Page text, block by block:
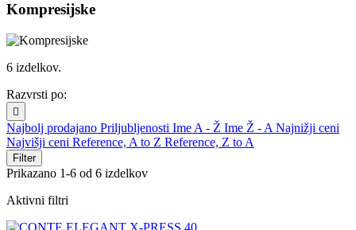
Kompresijske
6 izdelkov.
Razvrsti po:

Najbolj prodajano Priljubljenosti Ime A - Ž Ime Ž - A Najnižji ceni
Najvišji ceni Reference, A to Z Reference, Z to A
Filter
Prikazano 1-6 od 6 izdelkov
Aktivni filtri